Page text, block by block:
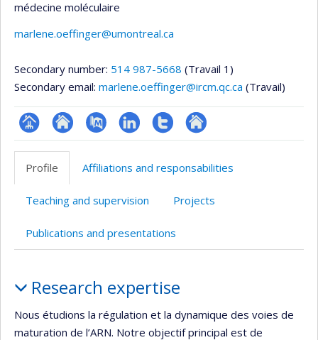
médecine moléculaire
marlene.oeffinger@umontreal.ca
Secondary number: 514 987-5668 (Travail 1)
Secondary email: marlene.oeffinger@ircm.qc.ca (Travail)
Page
professionnelle
Site
l’unité
recherche
PubMedLinkedInCompteAutre
Profile Affiliations and responsabilities
Teaching and supervision Projects
Publications and presentations
Research expertise
Nous étudions la régulation et la dynamique des voies de
maturation de l’ARN. Notre objectif principal est de